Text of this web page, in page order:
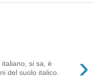
›
si sa, è
del suolo italico.